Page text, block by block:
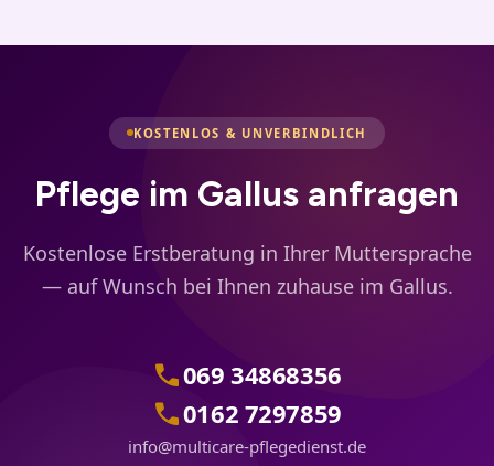
KOSTENLOS & UNVERBINDLICH
Pflege im Gallus anfragen
Kostenlose Erstberatung in Ihrer Muttersprache
— auf Wunsch bei Ihnen zuhause im Gallus.
call069 34868356
call0162 7297859
info@multicare-pflegedienst.de